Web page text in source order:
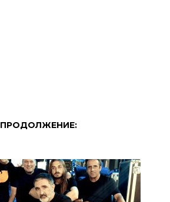
ПРОДОЛЖЕНИЕ: